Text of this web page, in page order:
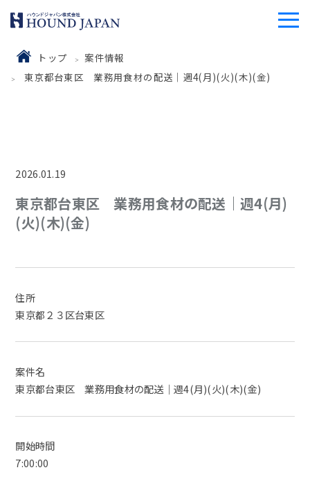
トップ
案件情報
東京都台東区 業務用食材の配送｜週4(月)(火)(木)(金)
2026.01.19
東京都台東区 業務用食材の配送｜週4(月)
(火)(木)(金)
住所
東京都２３区台東区
案件名
東京都台東区 業務用食材の配送｜週4(月)(火)(木)(金)
開始時間
7:00:00